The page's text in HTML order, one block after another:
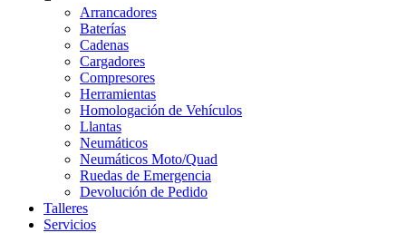
Arrancadores
Baterías
Cadenas
Cargadores
Compresores
Herramientas
Homologación de Vehículos
Llantas
Neumáticos
Neumáticos Moto/Quad
Ruedas de Emergencia
Devolución de Pedido
Talleres
Servicios